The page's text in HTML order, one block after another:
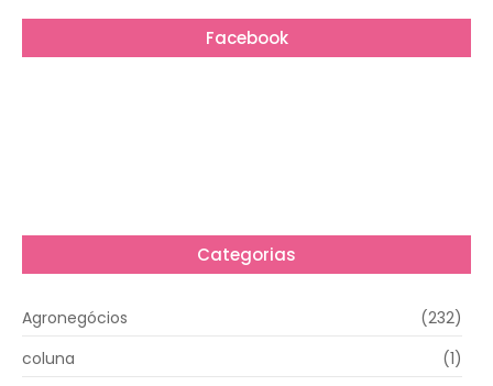
Facebook
Categorias
Agronegócios
(232)
coluna
(1)